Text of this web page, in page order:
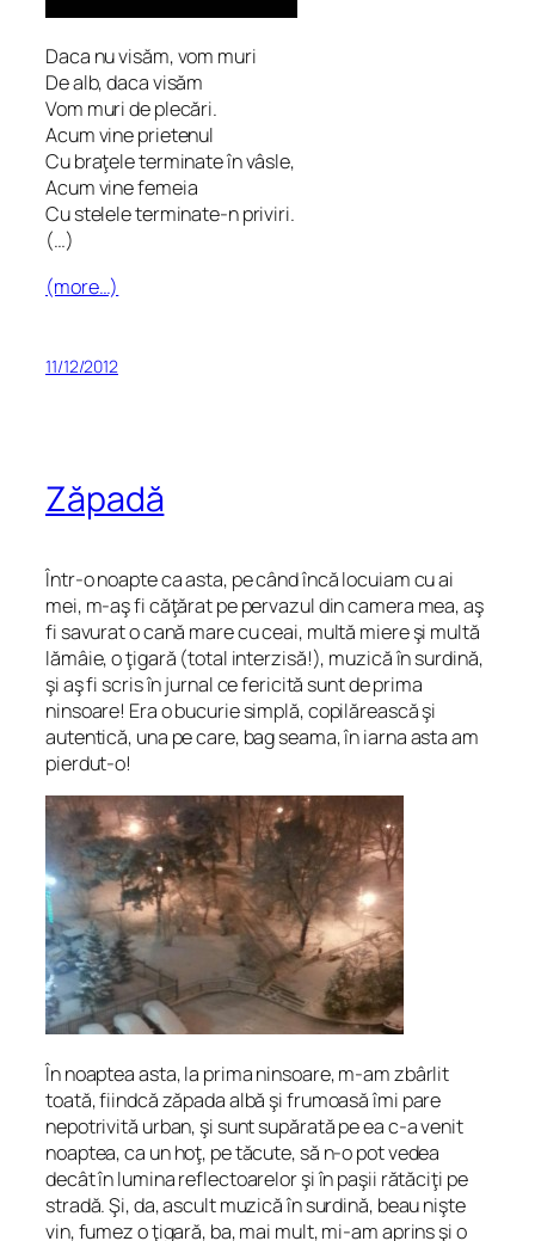
Daca nu visăm, vom muri
De alb, daca visăm
Vom muri de plecări.
Acum vine prietenul
Cu braţele terminate în vâsle,
Acum vine femeia
Cu stelele terminate-n priviri.
(…)
(more…)
11/12/2012
Zăpadă
Într-o noapte ca asta, pe când încă locuiam cu ai
mei, m-aş fi căţărat pe pervazul din camera mea, aş
fi savurat o cană mare cu ceai, multă miere şi multă
lămâie, o ţigară (total interzisă!), muzică în surdină,
şi aş fi scris în jurnal ce fericită sunt de prima
ninsoare! Era o bucurie simplă, copilărească şi
autentică, una pe care, bag seama, în iarna asta am
pierdut-o!
În noaptea asta, la prima ninsoare, m-am zbârlit
toată, fiindcă zăpada albă şi frumoasă îmi pare
nepotrivită urban, şi sunt supărată pe ea c-a venit
noaptea, ca un hoţ, pe tăcute, să n-o pot vedea
decât în lumina reflectoarelor şi în paşii rătăciţi pe
stradă. Şi, da, ascult muzică în surdină, beau nişte
vin, fumez o ţigară, ba, mai mult, mi-am aprins şi o